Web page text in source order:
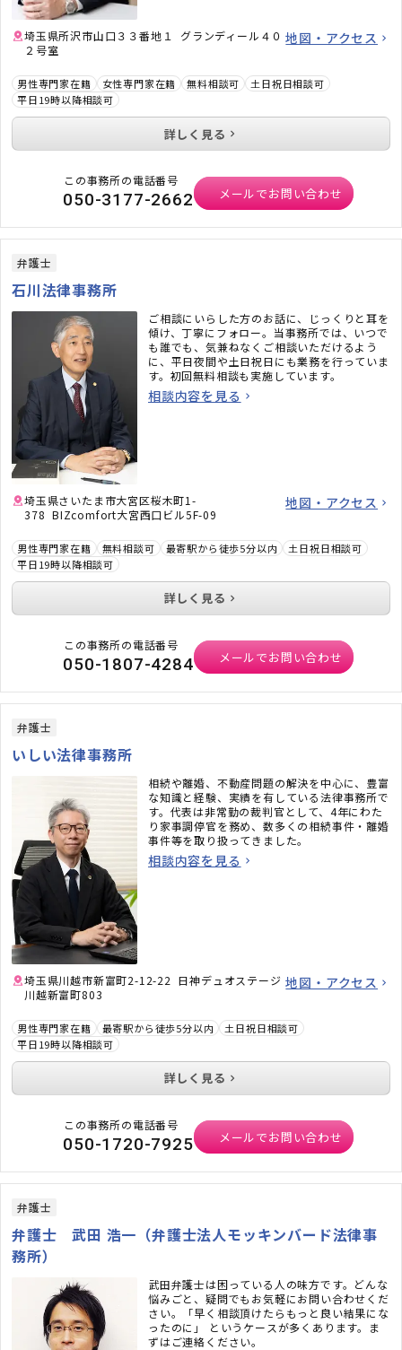
埼玉県所沢市山口３３番地１ グランディール４０
２号室
地図・アクセス
男性専門家在籍 女性専門家在籍 無料相談可
土日祝日相談可
平日19時以降相談可
詳しく見る
この事務所の電話番号
050-3177-2662 メールでお問い合わせ
弁護士
石川法律事務所
ご相談にいらした方のお話に、じっくりと耳を
傾け、丁寧にフォロー。当事務所では、いつで
も誰でも、気兼ねなくご相談いただけるよう
に、平日夜間や土日祝日にも業務を行っていま
す。初回無料相談も実施しています。
相談内容を見る
埼玉県さいたま市大宮区桜木町1-
378 BIZcomfort大宮西口ビル5F-09
地図・アクセス
男性専門家在籍 無料相談可 最寄駅から徒歩5分以内
土日祝日相談可
平日19時以降相談可
詳しく見る
この事務所の電話番号
050-1807-4284 メールでお問い合わせ
弁護士
いしい法律事務所
相続や離婚、不動産問題の解決を中心に、豊富
な知識と経験、実績を有している法律事務所で
す。代表は非常勤の裁判官として、4年にわた
り家事調停官を務め、数多くの相続事件・離婚
事件等を取り扱ってきました。
相談内容を見る
埼玉県川越市新富町2-12-22 日神デュオステージ
川越新富町803
地図・アクセス
男性専門家在籍 最寄駅から徒歩5分以内
土日祝日相談可
平日19時以降相談可
詳しく見る
この事務所の電話番号
050-1720-7925 メールでお問い合わせ
弁護士
弁護士 武田 浩一（弁護士法人モッキンバード法律事
務所）
武田弁護士は困っている人の味方です。どんな
悩みごと、疑問でもお気軽にお問い合わせくだ
さい。「早く相談頂けたらもっと良い結果にな
ったのに」 というケースが多くあります。ま
ずはご連絡ください。